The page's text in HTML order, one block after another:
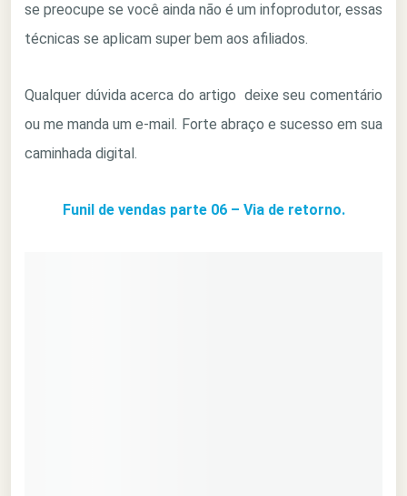
se preocupe se você ainda não é um infoprodutor, essas
técnicas se aplicam super bem aos afiliados.
Qualquer dúvida acerca do artigo deixe seu comentário
ou me manda um e-mail. Forte abraço e sucesso em sua
caminhada digital.
Funil de vendas parte 06 – Via de retorno.